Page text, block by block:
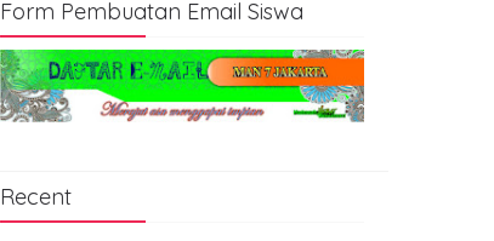
Form Pembuatan Email Siswa
Recent